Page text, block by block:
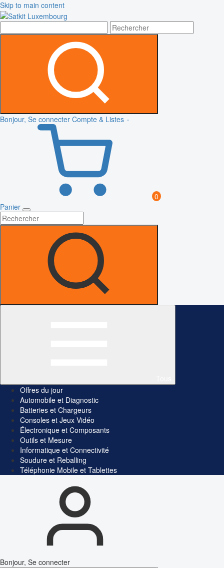
Skip to main content
Bonjour, Se connecter Compte & Listes
0
Panier
Offres du jour
Automobile et Diagnostic
Batteries et Chargeurs
Consoles et Jeux Vidéo
Électronique et Composants
Outils et Mesure
Informatique et Connectivité
Soudure et Reballing
Téléphonie Mobile et Tablettes
Bonjour, Se connecter